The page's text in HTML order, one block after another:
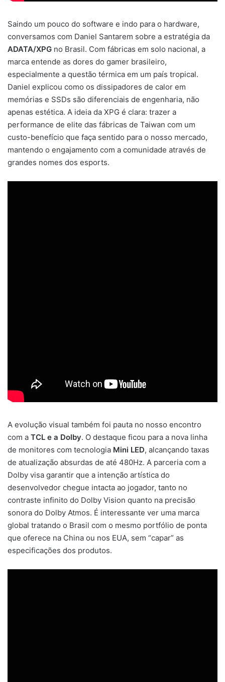
Saindo um pouco do software e indo para o hardware,
conversamos com Daniel Santarem sobre a estratégia da
ADATA/XPG no Brasil. Com fábricas em solo nacional, a
marca entende as dores do gamer brasileiro,
especialmente a questão térmica em um país tropical.
Daniel explicou como os dissipadores de calor em
memórias e SSDs são diferenciais de engenharia, não
apenas estética. A ideia da XPG é clara: trazer a
performance de elite das fábricas de Taiwan com um
custo-benefício que faça sentido para o nosso mercado,
mantendo o engajamento com a comunidade através de
grandes nomes dos esports.
A evolução visual também foi pauta no nosso encontro
com a TCL e a Dolby. O destaque ficou para a nova linha
de monitores com tecnologia Mini LED, alcançando taxas
de atualização absurdas de até 480Hz. A parceria com a
Dolby visa garantir que a intenção artística do
desenvolvedor chegue intacta ao jogador, tanto no
contraste infinito do Dolby Vision quanto na precisão
sonora do Dolby Atmos. É interessante ver uma marca
global tratando o Brasil com o mesmo portfólio de ponta
que oferece na China ou nos EUA, sem “capar” as
especificações dos produtos.